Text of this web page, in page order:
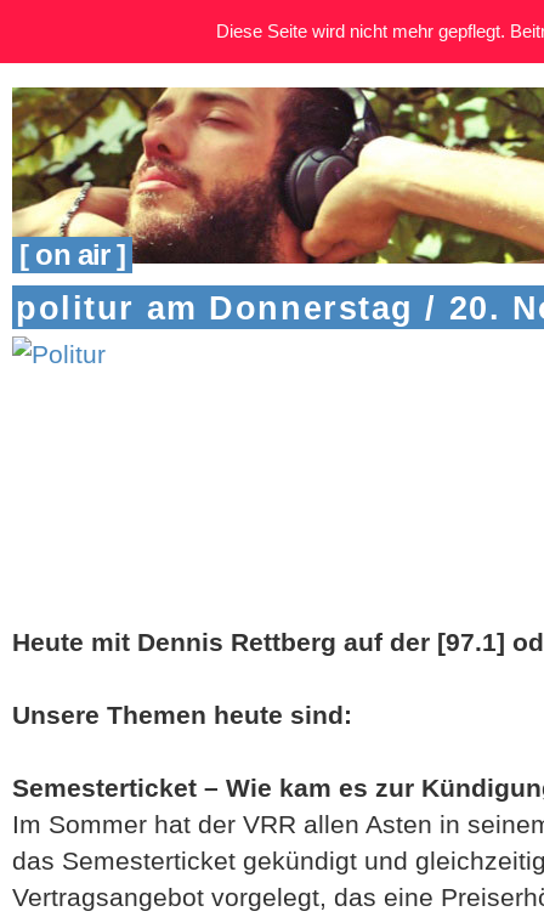
[ on air ]
politur am Donnerstag / 20.
Heute mit Dennis Rettberg auf der [97.1]
Unsere Themen heute sind:
Semesterticket – Wie kam es zur
Im Sommer hat der VRR allen Asten in
das Semesterticket gekündigt und
Vertragsangebot vorgelegt, das eine
Diese Seite wird nicht mehr gepflegt.